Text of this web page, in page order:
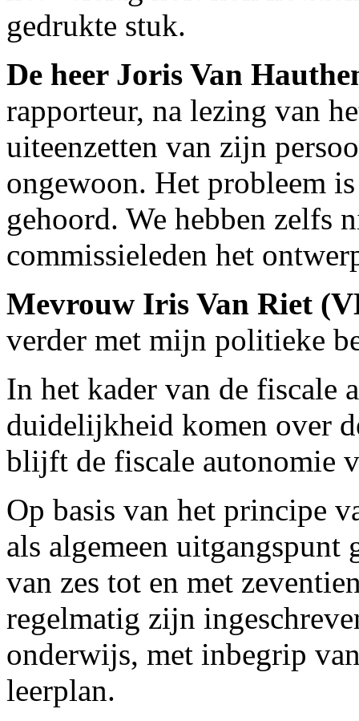
gedrukte stuk.
De heer Joris Van
rapporteur, na lezing van
uiteenzetten van zijn
ongewoon. Het probleem
gehoord. We hebben zelfs
commissieleden het
Mevrouw Iris Van Riet
verder met mijn politieke
In het kader van de fiscale
duidelijkheid komen over
blijft de fiscale autonomie
Op basis van het principe
als algemeen uitgangspunt
van zes tot en met
regelmatig zijn
onderwijs, met inbegrip
leerplan.